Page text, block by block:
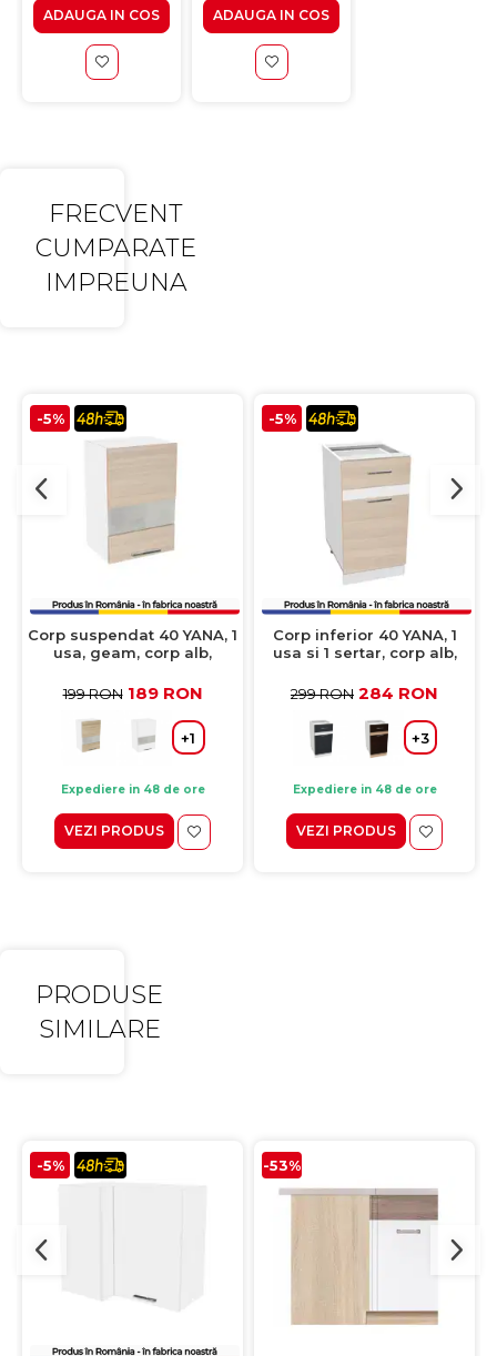
ADAUGA IN COS ADAUGA IN COS
FRECVENT
CUMPARATE
IMPREUNA
-5%
Corp suspendat 40 YANA, 1
usa, geam, corp alb,
cm
199 RON 189 RON
+1
Expediere in 48 de ore
VEZI PRODUS
-5%
Corp inferior 40 YANA, 1
usa si 1 sertar, corp alb,
40x50x77 cm
299 RON 284 RON
+3
Expediere in 48 de ore
VEZI PRODUS
PRODUSE
SIMILARE
-5% -53%